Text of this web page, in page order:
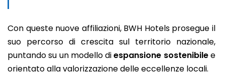
Con queste nuove affiliazioni, BWH Hotels prosegue il
suo percorso di crescita sul territorio nazionale,
puntando su un modello diespansione sostenibilee
orientato alla valorizzazione delle eccellenze locali.